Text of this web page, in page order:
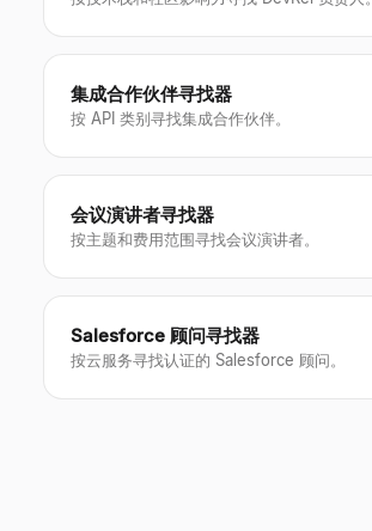
集成合作伙伴寻找器
按 API 类别寻找集成合作伙伴。
会议演讲者寻找器
按主题和费用范围寻找会议演讲者。
Salesforce 顾问寻找器
按云服务寻找认证的 Salesforce 顾问。